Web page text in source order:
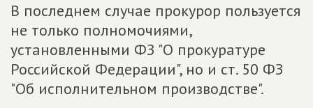
В последнем случае прокурор пользуется
не только полномочиями,
установленными ФЗ "О прокуратуре
Российской Федерации", но и ст. 50 ФЗ
"Об исполнительном производстве".